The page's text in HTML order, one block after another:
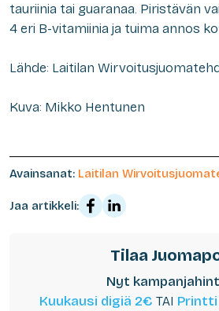
tauriinia tai guaranaa. Piristävän
4 eri B-vitamiinia ja tuima annos
Lähde: Laitilan
Kuva: Mikko Hentunen
Avainsanat: Laitilan
Jaa artikkeli:
Tilaa
Nyt
Kuukausi digiä 2€ TAI Printti